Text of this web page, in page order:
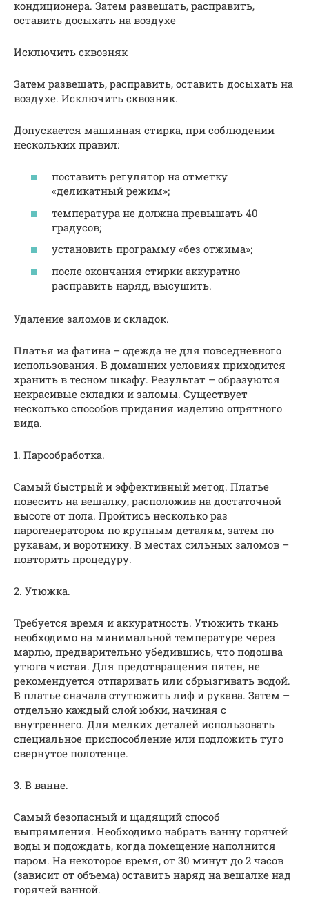
кондиционера. Затем развешать, расправить,
оставить досыхать на воздухе
Исключить сквозняк
Затем развешать, расправить, оставить досыхать на
воздухе. Исключить сквозняк.
Допускается машинная стирка, при соблюдении
нескольких правил:
поставить регулятор на отметку
«деликатный режим»;
температура не должна превышать 40
градусов;
установить программу «без отжима»;
после окончания стирки аккуратно
расправить наряд, высушить.
Удаление заломов и складок.
Платья из фатина – одежда не для повседневного
использования. В домашних условиях приходится
хранить в тесном шкафу. Результат – образуются
некрасивые складки и заломы. Существует
несколько способов придания изделию опрятного
вида.
1. Парообработка.
Самый быстрый и эффективный метод. Платье
повесить на вешалку, расположив на достаточной
высоте от пола. Пройтись несколько раз
парогенератором по крупным деталям, затем по
рукавам, и воротнику. В местах сильных заломов –
повторить процедуру.
2. Утюжка.
Требуется время и аккуратность. Утюжить ткань
необходимо на минимальной температуре через
марлю, предварительно убедившись, что подошва
утюга чистая. Для предотвращения пятен, не
рекомендуется отпаривать или сбрызгивать водой.
В платье сначала отутюжить лиф и рукава. Затем –
отдельно каждый слой юбки, начиная с
внутреннего. Для мелких деталей использовать
специальное приспособление или подложить туго
свернутое полотенце.
3. В ванне.
Самый безопасный и щадящий способ
выпрямления. Необходимо набрать ванну горячей
воды и подождать, когда помещение наполнится
паром. На некоторое время, от 30 минут до 2 часов
(зависит от объема) оставить наряд на вешалке над
горячей ванной.